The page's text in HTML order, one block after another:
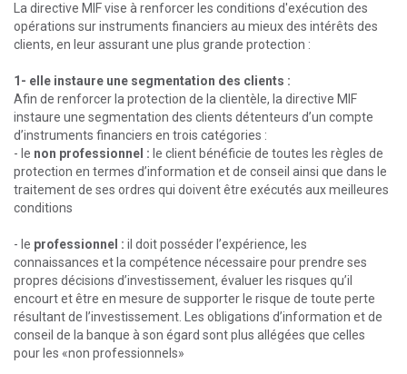
La directive MIF vise à renforcer les conditions d'exécution des
opérations sur instruments financiers au mieux des intérêts des
clients, en leur assurant une plus grande protection :
1- elle instaure une segmentation des clients :
Afin de renforcer la protection de la clientèle, la directive MIF
instaure une segmentation des clients détenteurs d’un compte
d’instruments financiers en trois catégories :
- le non professionnel : le client bénéficie de toutes les règles de
protection en termes d’information et de conseil ainsi que dans le
traitement de ses ordres qui doivent être exécutés aux meilleures
conditions
- le professionnel : il doit posséder l’expérience, les
connaissances et la compétence nécessaire pour prendre ses
propres décisions d’investissement, évaluer les risques qu’il
encourt et être en mesure de supporter le risque de toute perte
résultant de l’investissement. Les obligations d’information et de
conseil de la banque à son égard sont plus allégées que celles
pour les «non professionnels»